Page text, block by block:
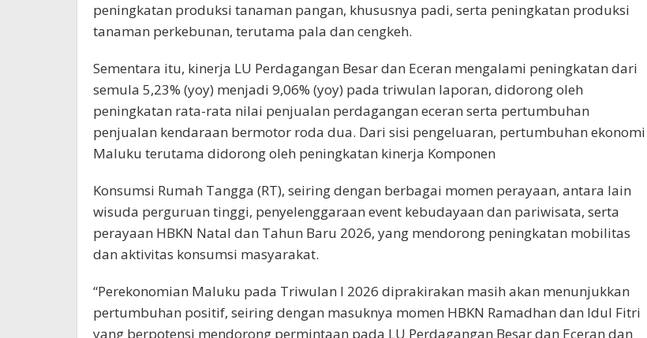
peningkatan produksi tanaman pangan, khususnya padi, serta peningkatan produksi
tanaman perkebunan, terutama pala dan cengkeh.
Sementara itu, kinerja LU Perdagangan Besar dan Eceran mengalami peningkatan dari
semula 5,23% (yoy) menjadi 9,06% (yoy) pada triwulan laporan, didorong oleh
peningkatan rata-rata nilai penjualan perdagangan eceran serta pertumbuhan
penjualan kendaraan bermotor roda dua. Dari sisi pengeluaran, pertumbuhan ekonomi
Maluku terutama didorong oleh peningkatan kinerja Komponen
Konsumsi Rumah Tangga (RT), seiring dengan berbagai momen perayaan, antara lain
wisuda perguruan tinggi, penyelenggaraan event kebudayaan dan pariwisata, serta
perayaan HBKN Natal dan Tahun Baru 2026, yang mendorong peningkatan mobilitas
dan aktivitas konsumsi masyarakat.
“Perekonomian Maluku pada Triwulan I 2026 diprakirakan masih akan menunjukkan
pertumbuhan positif, seiring dengan masuknya momen HBKN Ramadhan dan Idul Fitri
yang berpotensi mendorong permintaan pada LU Perdagangan Besar dan Eceran dan